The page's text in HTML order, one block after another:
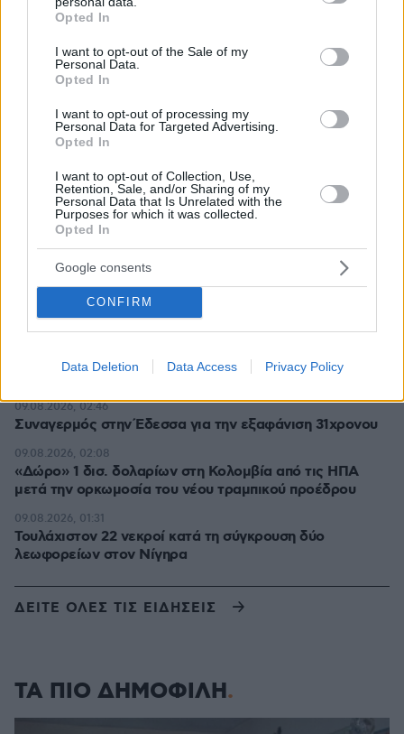
grant or deny consent to Google and its third-party tags to
use your data for below specified purposes in below Google
consent section.
Opted In
I want to opt-out of the Sale of my
Personal Data.
Opted In
I want to opt-out of processing my
Personal Data for Targeted Advertising.
Opted In
I want to opt-out of Collection, Use,
Retention, Sale, and/or Sharing of my
Personal Data that Is Unrelated with the
Purposes for which it was collected.
Opted In
Google consents
CONFIRM
Data Deletion Data Access Privacy Policy
(9/8/2026)
Φωτιά σε εγκαταστάσεις της Aramco στην Τζιζάν της
Σαουδικής Αραβίας
Δυστύχημα στο Περού: Δεκατρείς νεκροί και τέσσερις
τραυματίες σε σύγκρουση βαν και νταλίκας
Φοκάτσια με κοτόπουλο, πέστο και ντοματίνια
Ακόμη πιο αυστηρά μέτρα από το Παρίσι για τους
κατόχους ηλεκτρικών πατινιών: Κράνος και γιλέκο,
διαφορετικά τσουχτερά πρόστιμα
09.08.2026, 04:37
Μαζικός γάμος 1.500 ζευγαριών στη Νιγηρία
09.08.2026, 04:00
Τουλάχιστον τρεις νεκροί και πολλοί τραυματίες
εξαιτίας ρωσικών πληγμάτων στην Ουκρανία
Συναγερμός στην Έδεσσα για την εξαφάνιση 31χρονου
09.08.2026, 02:46
«Δώρο» 1 δισ. δολαρίων στη Κολομβία από τις ΗΠΑ
μετά την ορκωμοσία του νέου τραμπικού προέδρου
09.08.2026, 02:08
Τουλάχιστον 22 νεκροί κατά τη σύγκρουση δύο
λεωφορείων στον Νίγηρα
09.08.2026, 01:31
ΔΕΙΤΕ ΟΛΕΣ ΤΙΣ ΕΙΔΗΣΕΙΣ
ΤΑ ΠΙΟ ΔΗΜΟΦΙΛΗ